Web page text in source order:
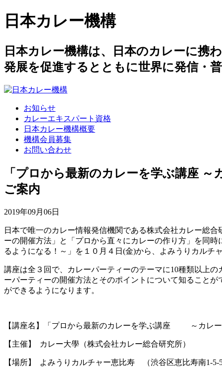
日本カレー機構
日本カレー機構は、日本のカレーに携
発展を促進するとともに世界に発信・
お知らせ
カレーエキスパート資格
日本カレー機構概要
機構会員募集
お問い合わせ
「プロから最新のカレーを学ぶ講座
ご案内
2019年09月06日
日本で唯一のカレー情報発信機関である株式会社カレー総
ーの開催方法」と「プロから直々にカレーの作り方」を同
るようになる！～」を１０月４日(金)から、よみうりカルチ
講座は全３回で、カレーパーティーのテーマに10種類以上
ーパーティーの開催方法とそのポイントについて知ること
ができるようになります。
【講座名】「プロから最新のカレーを学ぶ講座 ～カレー
【主催】 カレー大學（株式会社カレー総合研究所）
【場所】 よみうりカルチャー恵比寿 （渋谷区恵比寿南1-